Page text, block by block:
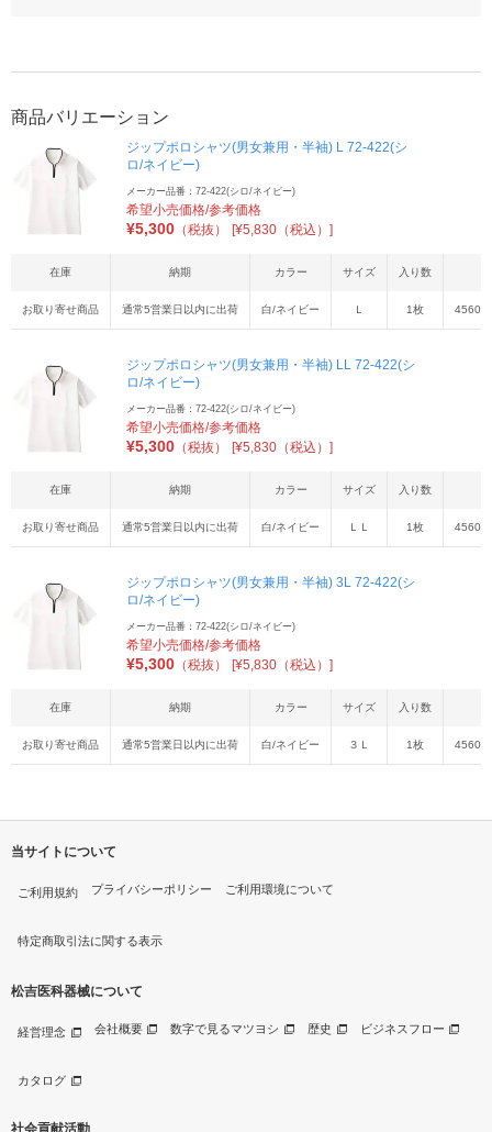
商品バリエーション
ジップポロシャツ(男女兼用・半袖) L 72-422(シ
ロ/ネイビー)
メーカー品番：72-422(シロ/ネイビー)
希望小売価格/参考価格
¥5,300 （税抜） [¥5,830（税込）]
在庫 納期 カラー サイズ 入り数
お取り寄せ商品 通常5営業日以内に出荷 白/ネイビー Ｌ 1枚
ジップポロシャツ(男女兼用・半袖) LL 72-422(シ
ロ/ネイビー)
メーカー品番：72-422(シロ/ネイビー)
希望小売価格/参考価格
¥5,300 （税抜） [¥5,830（税込）]
在庫 納期 カラー サイズ 入り数
お取り寄せ商品 通常5営業日以内に出荷 白/ネイビー ＬＬ 1枚
ジップポロシャツ(男女兼用・半袖) 3L 72-422(シ
ロ/ネイビー)
メーカー品番：72-422(シロ/ネイビー)
希望小売価格/参考価格
¥5,300 （税抜） [¥5,830（税込）]
在庫 納期 カラー サイズ 入り数
お取り寄せ商品 通常5営業日以内に出荷 白/ネイビー ３Ｌ 1枚
当サイトについて
ご利用規約 プライバシーポリシー ご利用環境について
特定商取引法に関する表示
松吉医科器械について
経営理念 会社概要 数字で見るマツヨシ 歴史 ビジネスフロー
カタログ
社会貢献活動